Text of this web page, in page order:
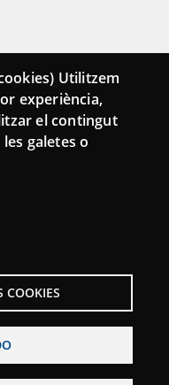
Utilitzem
experiència,
el contingut
galetes o
COOKIES
Accesibilidad